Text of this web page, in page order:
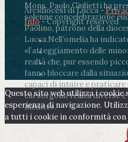
Mons. Paolo Giulietti ha
solenne concelebrazione
Paolino, patrono della
Lucca.Nell’omelia ha
«l’atteggiamento delle
realtà che, pur essendo
fanno bloccare dalla
capaci di intuire e
cui sorgono realtà diverse
inedite».
Arcidiocesi di Lucca -
Info- Copyright reserved
Questo sito web utilizza i cookie
esperienza di navigazione.
a tutti i cookie in conformità con